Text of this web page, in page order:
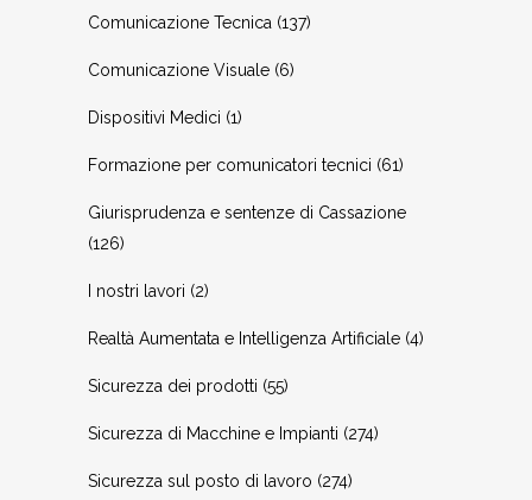
Comunicazione Tecnica (137)
Comunicazione Visuale (6)
Dispositivi Medici (1)
Formazione per comunicatori tecnici (61)
Giurisprudenza e sentenze di Cassazione
(126)
I nostri lavori (2)
Realtà Aumentata e Intelligenza Artificiale (4)
Sicurezza dei prodotti (55)
Sicurezza di Macchine e Impianti (274)
Sicurezza sul posto di lavoro (274)